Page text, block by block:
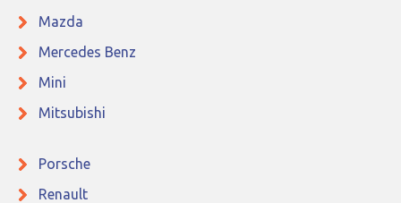
Mazda
Mercedes Benz
Mini
Mitsubishi
Porsche
Renault